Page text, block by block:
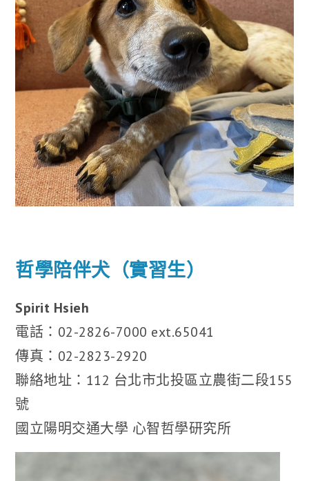
哲學陪伴犬（實習生）
Spirit Hsieh
電話：02-2826-7000 ext.65041
傳真：02-2823-2920
聯絡地址：112 台北市北投區立農街二段155
號
國立陽明交通大學 心智哲學研究所